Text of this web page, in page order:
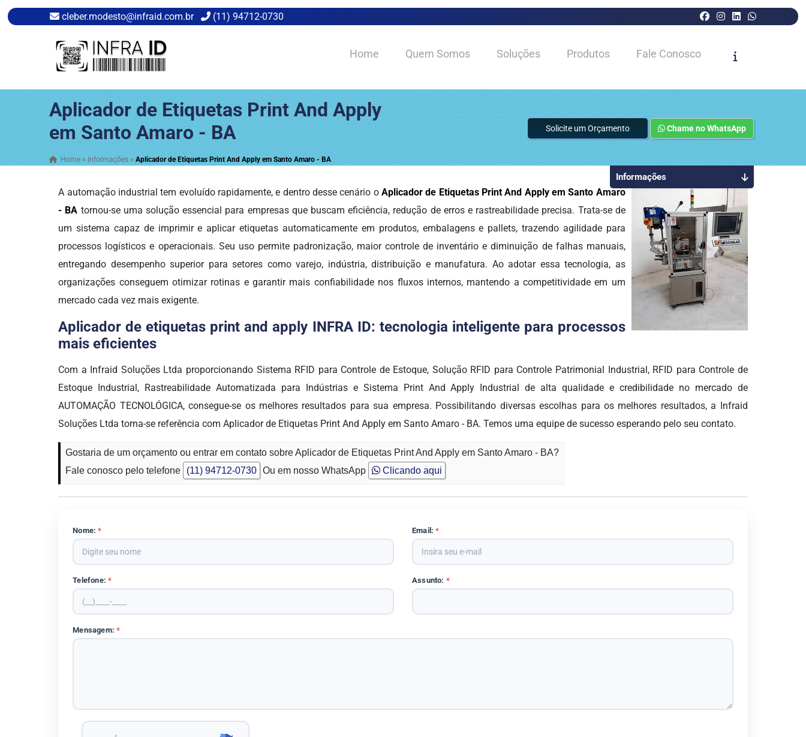
cleber.modesto@infraid.com.br (11) 94712-0730
Home Quem Somos Soluções Produtos Fale Conosco
Aplicador de Etiquetas Print And Apply
em Santo Amaro - BA
Home » Informações »Aplicador de Etiquetas Print And Apply em Santo Amaro - BA
Solicite um Orçamento Chame no WhatsApp
A automação industrial tem evoluído rapidamente, e dentro desse cenário oAplicador de Etiquetas Print And Apply em Santo Amaro
- BA tornou-se uma solução essencial para empresas que buscam eficiência, redução de erros e rastreabilidade precisa. Trata-se de
um sistema capaz de imprimir e aplicar etiquetas automaticamente em produtos, embalagens e pallets, trazendo agilidade para
processos logísticos e operacionais. Seu uso permite padronização, maior controle de inventário e diminuição de falhas manuais,
entregando desempenho superior para setores como varejo, indústria, distribuição e manufatura. Ao adotar essa tecnologia, as
organizações conseguem otimizar rotinas e garantir mais confiabilidade nos fluxos internos, mantendo a competitividade em um
mercado cada vez mais exigente.
Aplicador de etiquetas print and apply INFRA ID: tecnologia inteligente para processos
mais eficientes
Com a Infraid Soluções Ltda proporcionando Sistema RFID para Controle de Estoque, Solução RFID para Controle Patrimonial Industrial, RFID para Controle de
Estoque Industrial, Rastreabilidade Automatizada para Indústrias e Sistema Print And Apply Industrial de alta qualidade e credibilidade no mercado de
AUTOMAÇÃO TECNOLÓGICA, consegue-se os melhores resultados para sua empresa. Possibilitando diversas escolhas para os melhores resultados, a Infraid
Soluções Ltda torna-se referência com Aplicador de Etiquetas Print And Apply em Santo Amaro - BA. Temos uma equipe de sucesso esperando pelo seu contato.
Gostaria de um orçamento ou entrar em contato sobre Aplicador de Etiquetas Print And Apply em Santo Amaro - BA?
Fale conosco pelo telefone
(11) 94712-0730 Ou em nosso WhatsApp Clicando aqui
Nome:* Email:*
Telefone:* Assunto: *
Mensagem:*
Informações